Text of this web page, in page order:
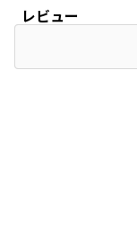
レビュー
店頭在庫を